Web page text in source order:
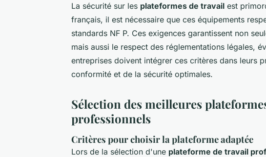
La sécurité sur les plateformes de travail est
français, il est nécessaire que ces équipements
standards NF P. Ces exigences garantissent non
mais aussi le respect des réglementations légales,
entreprises doivent intégrer ces critères dans leurs
conformité et de la sécurité optimales.
Sélection des meilleures
professionnels
Critères pour choisir la plateforme adaptée
Lors de la sélection d'une plateforme de travail